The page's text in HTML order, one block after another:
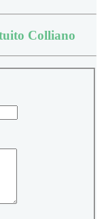
Colliano